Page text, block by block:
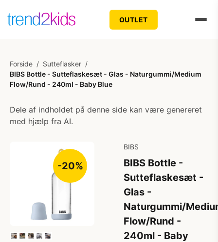
OUTLET
Forside / Sutteflasker /
BIBS Bottle - Sutteflaskesæt - Glas - Naturgummi/Medium
Flow/Rund - 240ml - Baby Blue
Dele af indholdet på denne side kan være genereret
med hjælp fra AI.
-20%
BIBS
BIBS Bottle -
Sutteflaskesæt -
Glas -
Naturgummi/
Flow/Rund -
240ml - Baby